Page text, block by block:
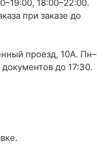
18:00–22:00.
при заказе до
проезд, 10А. Пн–
до 17:30.